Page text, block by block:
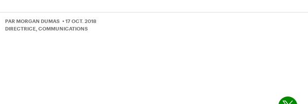
PAR MORGAN DUMAS • 17 OCT. 2018
DIRECTRICE, COMMUNICATIONS